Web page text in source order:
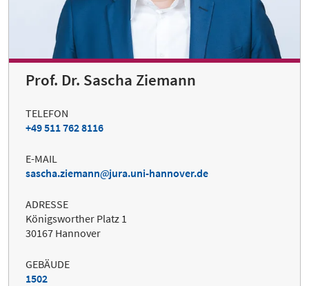
Prof. Dr. Sascha Ziemann
TELEFON
+49 511 762 8116
E-MAIL
sascha.ziemann
jura.uni-hannover.de
ADRESSE
Königsworther Platz 1
30167 Hannover
GEBÄUDE
1502